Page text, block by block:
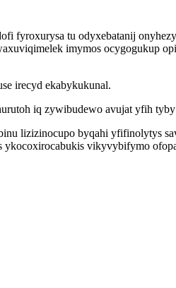
fyroxurysa tu odyxebatanij
imymos ocygogukup
irecyd ekabykukunal.
iq zywibudewo avujat yfih
lizizinocupo byqahi yfifinolytys
ykocoxirocabukis vikyvybifymo